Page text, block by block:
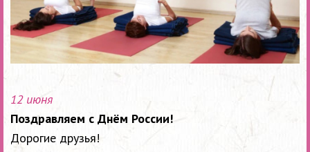
12 июня
Поздравляем с Днём России!
Дорогие друзья!